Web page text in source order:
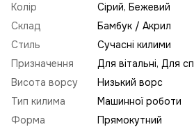
Колір
Сірий, Бежевий
Склад
Бамбук / Акрил
Стиль
Сучасні килими
Призначення
Для вітальні, Для
Висота ворсу
Низький ворс
Тип килима
Машинної роботи
Форма
Прямокутний